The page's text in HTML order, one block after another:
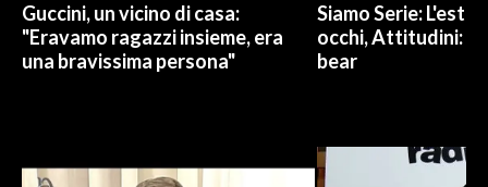
Guccini, un vicino di casa:
"Eravamo ragazzi insieme, era
una bravissima persona"
Siamo Serie:
occhi, Attitudini:
bear